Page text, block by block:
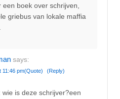
boek over schrijven,
griebus van lokale maffia
says:
11:46 pm(Quote) (Reply)
is deze schrijver?een